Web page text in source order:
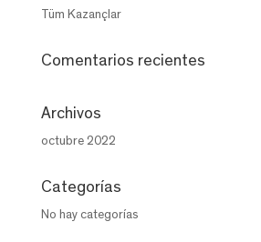
Tüm Kazançlar
Comentarios recientes
Archivos
octubre 2022
Categorías
No hay categorías